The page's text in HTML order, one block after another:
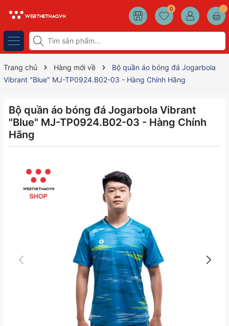
0
Trang chủ Hàng mới về
Bộ quần áo bóng đá Jogarbola
Vibrant "Blue" MJ-TP0924.B02-03 - Hàng Chính Hãng
Bộ quần áo bóng đá Jogarbola Vibrant
"Blue" MJ-TP0924.B02-03 - Hàng Chính
Hãng